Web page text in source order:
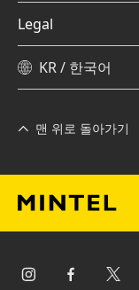
Legal
KR / 한국어
맨 위로 돌아가기